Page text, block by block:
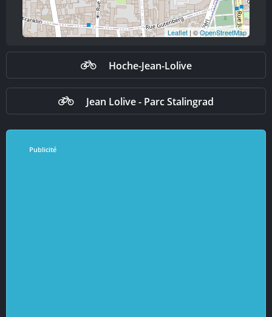
Leaflet | ©OpenStreetMap
Hoche-Jean-Lolive
Jean Lolive - Parc Stalingrad
Publicité